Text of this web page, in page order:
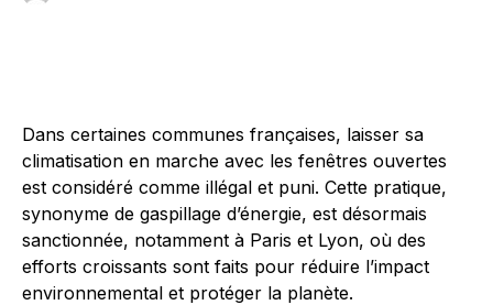
Dans certaines communes françaises, laisser sa
climatisation en marche avec les fenêtres ouvertes
est considéré comme illégal et puni. Cette pratique,
synonyme de gaspillage d’énergie, est désormais
sanctionnée, notamment à Paris et Lyon, où des
efforts croissants sont faits pour réduire l’impact
environnemental et protéger la planète.